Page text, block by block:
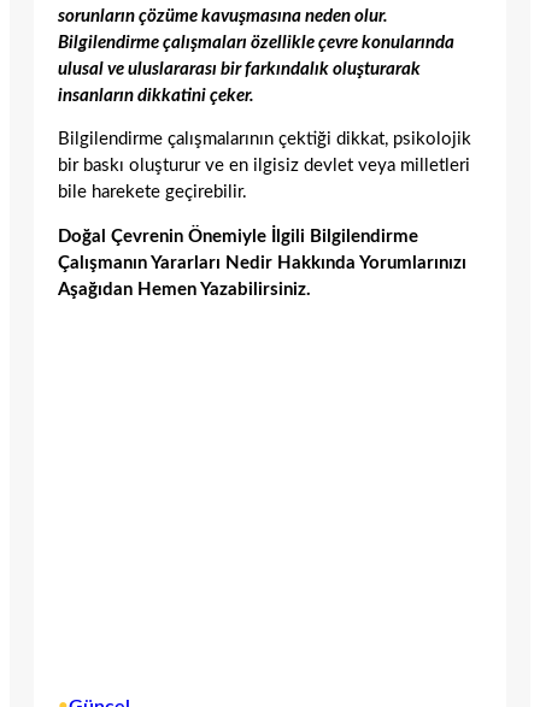
sorunların çözüme kavuşmasına neden olur.
Bilgilendirme çalışmaları özellikle çevre konularında
ulusal ve uluslararası bir farkındalık oluşturarak
insanların dikkatini çeker.
Bilgilendirme çalışmalarının çektiği dikkat, psikolojik
bir baskı oluşturur ve en ilgisiz devlet veya milletleri
bile harekete geçirebilir.
Doğal Çevrenin Önemiyle İlgili Bilgilendirme
Çalışmanın Yararları Nedir Hakkında Yorumlarınızı
Aşağıdan Hemen Yazabilirsiniz.